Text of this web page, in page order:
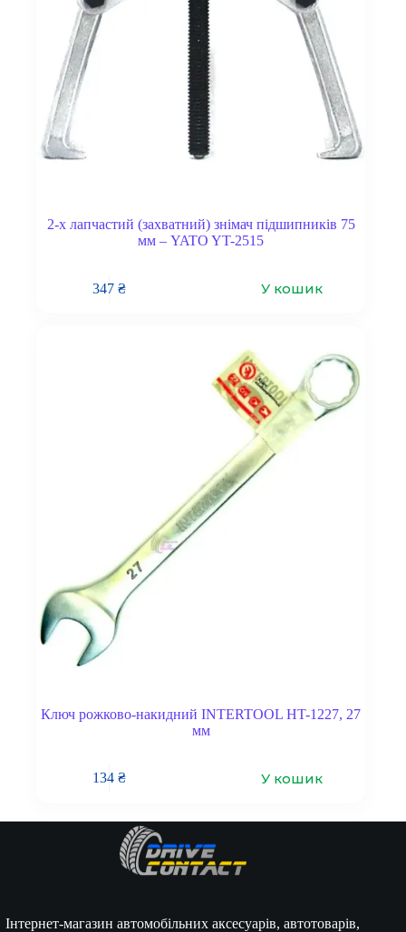
2-х лапчастий (захватний) знімач підшипників 75
мм – YATO YT-2515
347₴ У кошик
Ключ рожково-накидний INTERTOOL HT-1227, 27
мм
134₴ У кошик
Інтернет-магазин автомобільних аксесуарів, автотоварів,